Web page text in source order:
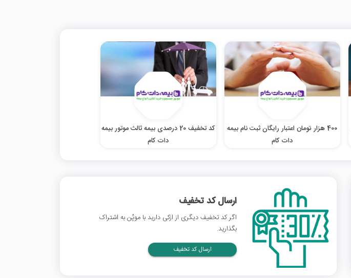
400 هزار تومان اعتبار رایگان ثبت نام بیمه
دات کام
کد تخفیف 20 درصدی بیمه ثالث موتور بیمه
دات کام
ارسال کد تخفیف
اگر کد تخفیف دیگری از ازکی دارید با موپُن به اشتراک
بگذارید.
ارسال کد تخفیف